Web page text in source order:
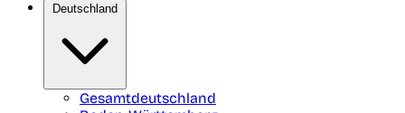
Deutschland
Gesamtdeutschland